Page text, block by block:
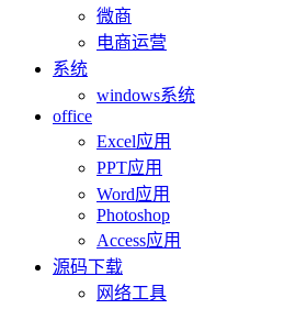
微商
电商运营
系统
windows系统
office
Excel应用
PPT应用
Word应用
Photoshop
Access应用
源码下载
网络工具